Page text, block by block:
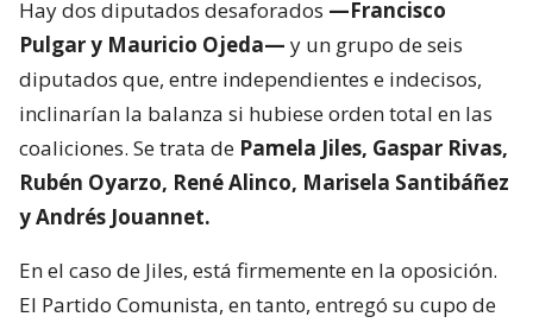
Hay dos diputados desaforados —Francisco
Pulgar y Mauricio Ojeda— y un grupo de seis
diputados que, entre independientes e indecisos,
inclinarían la balanza si hubiese orden total en las
coaliciones. Se trata de Pamela Jiles, Gaspar Rivas,
Rubén Oyarzo, René Alinco, Marisela Santibáñez
y Andrés Jouannet.
En el caso de Jiles, está firmemente en la oposición.
El Partido Comunista, en tanto, entregó su cupo de